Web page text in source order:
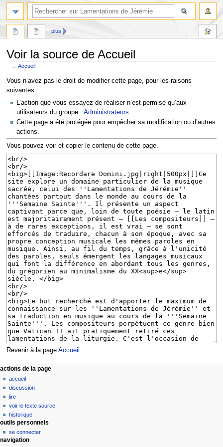
Voir la source de Accueil
←Accueil
Aller
à
navigation
Aller
à
recherche
Vous n’avez pas le droit de modifier cette page, pour les raisons
suivantes :
L’action que vous essayez de réaliser n’est permise qu’aux
utilisateurs du groupe : Administrateurs.
Cette page a été protégée pour empêcher sa modification ou d’autres
actions.
Vous pouvez voir et copier le contenu de cette page.
Revenir à la page Accueil .
M
e
n
u
d
e
n
actions de la page
accueil
discussion
lire
voir le texte source
historique
plus
outils personnels
se connecter
navigation
rechercher